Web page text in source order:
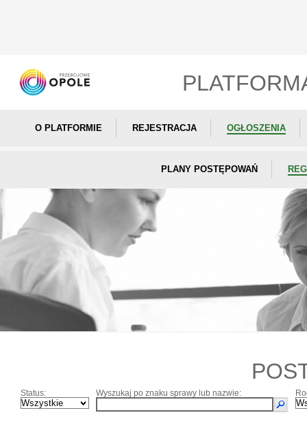
O PLATFORMIE REJESTRACJA OGŁOSZENIA
PLANY POSTĘPOWAŃ
Status: Wyszukaj po znaku sprawy lub nazwie: